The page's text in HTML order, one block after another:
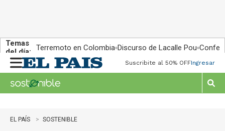
Temas
del día:
Terremoto en Colombia Discurso de Lacalle Pou
n
u
Suscribite al 50% OFFIngresar
M
o
EL PAÍS SOSTENIBLE